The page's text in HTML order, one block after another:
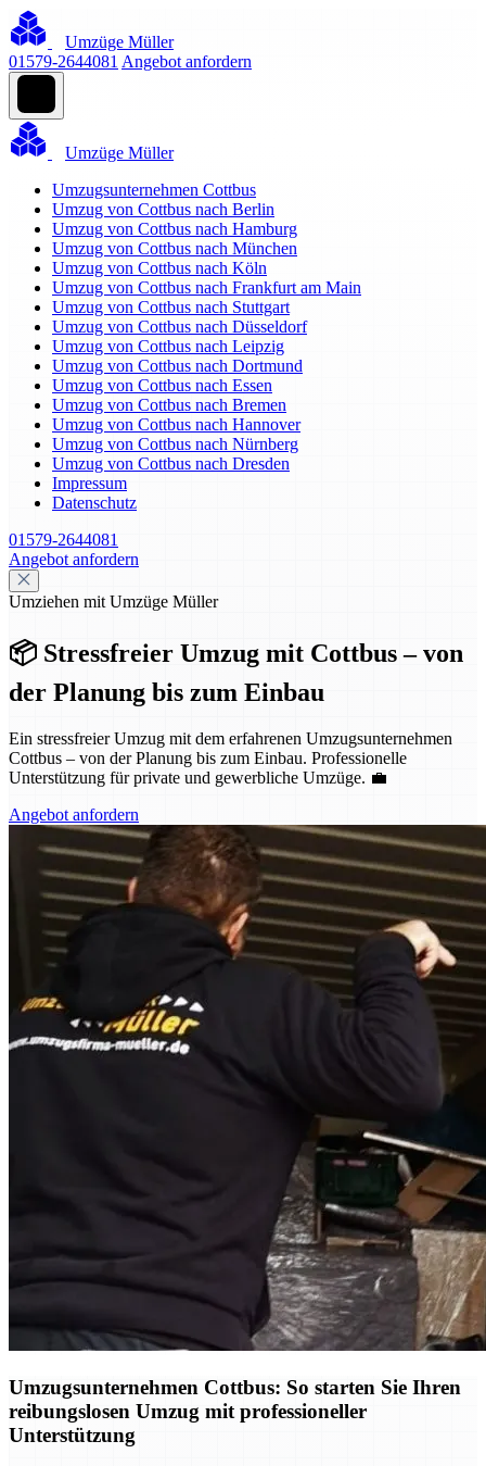
Umzüge Müller
01579-2644081 Angebot anfordern
Umzüge Müller
Umzugsunternehmen Cottbus
Umzug von Cottbus nach Berlin
Umzug von Cottbus nach Hamburg
Umzug von Cottbus nach München
Umzug von Cottbus nach Köln
Umzug von Cottbus nach Frankfurt am Main
Umzug von Cottbus nach Stuttgart
Umzug von Cottbus nach Düsseldorf
Umzug von Cottbus nach Leipzig
Umzug von Cottbus nach Dortmund
Umzug von Cottbus nach Essen
Umzug von Cottbus nach Bremen
Umzug von Cottbus nach Hannover
Umzug von Cottbus nach Nürnberg
Umzug von Cottbus nach Dresden
Impressum
Datenschutz
01579-2644081
Angebot anfordern
Umziehen mit Umzüge Müller
📦 Stressfreier Umzug mit Cottbus – von
der Planung bis zum Einbau
Ein stressfreier Umzug mit dem erfahrenen Umzugsunternehmen
Cottbus – von der Planung bis zum Einbau. Professionelle
Unterstützung für private und gewerbliche Umzüge. 💼
Angebot anfordern
Umzugsunternehmen Cottbus: So starten Sie Ihren
reibungslosen Umzug mit professioneller
Unterstützung